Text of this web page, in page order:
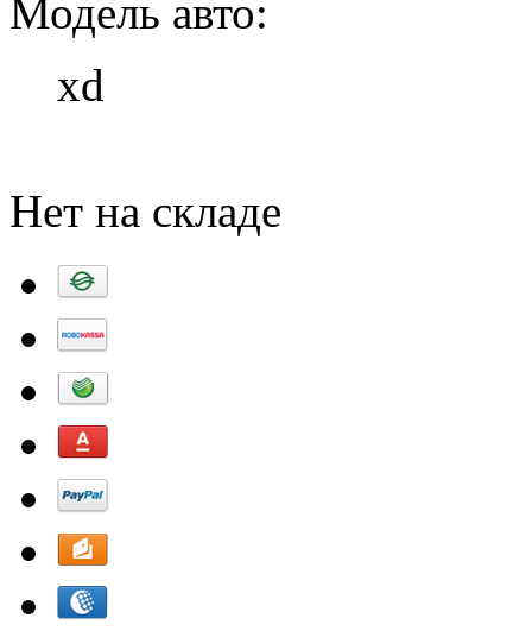
Модель авто:
xd
Нет на складе